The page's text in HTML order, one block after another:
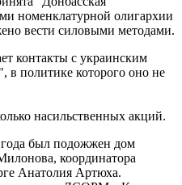
номенклатурной олигархии
вести силовыми методами.
контакты с украинским
политике которого оно не
насильственных акций.
года был подожжен дом
координатора
Анатолия Артюха.